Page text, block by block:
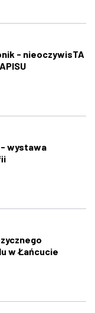
- nieoczywisTA
wystawa
w Łańcucie